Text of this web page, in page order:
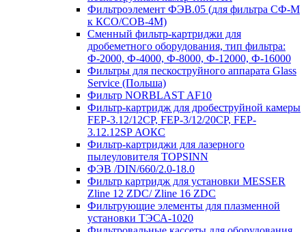
Фильтроэлемент ФЭВ.05 (для фильтра СФ-М
к КСО/СОВ-4М)
Сменный фильтр-картриджи для
дробеметного оборудования, тип фильтра:
Ф-2000, Ф-4000, Ф-8000, Ф-12000, Ф-16000
Фильтры для пескоструйного аппарата Glass
Service (Польша)
Фильтр NORBLAST AF10
Фильтр-картридж для дробеструйной камеры
FEP-3.12/12СР, FEP-3/12/20CP, FEP-
3.12.12SP АОКС
Фильтр-картриджи для лазерного
пылеуловителя TOPSINN
ФЭВ /DIN/660/2.0-18.0
Фильтр картридж для установки MESSER
Zline 12 ZDC/ Zline 16 ZDC
Фильтрующие элементы для плазменной
установки ТЭСА-1020